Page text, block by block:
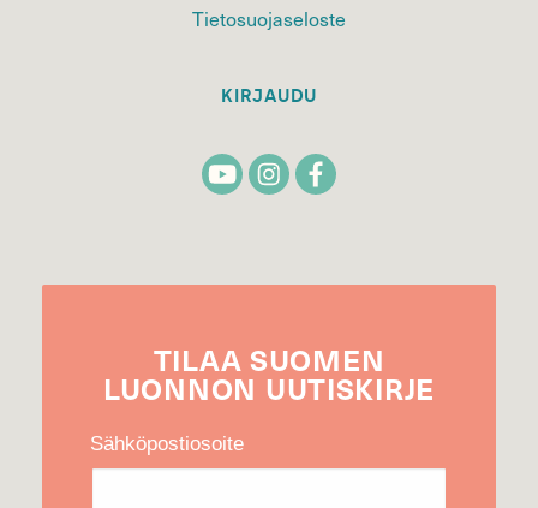
Tietosuojaseloste
KIRJAUDU
TILAA SUOMEN
LUONNON UUTIS­KIRJE
Sähköpostiosoite